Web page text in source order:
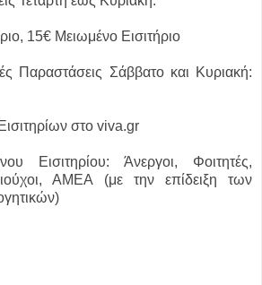
15€ Μειωμένο Εισιτήριο
Παραστάσεις Σάββατο και Κυριακή:
στο viva.gr
Εισιτηρίου: Άνεργοι, Φοιτητές,
ΑΜΕΑ (με την επίδειξη των